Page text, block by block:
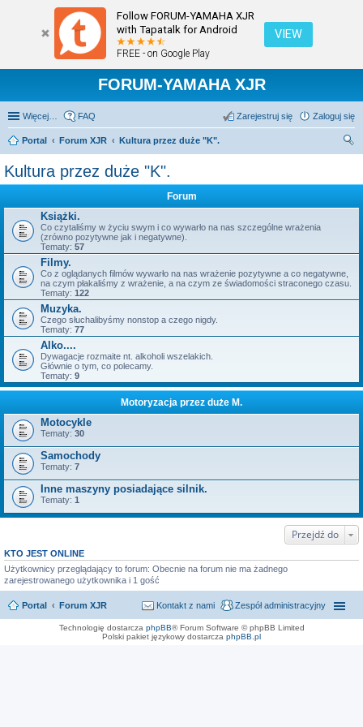
Follow FORUM-YAMAHA XJR
with Tapatalk for Android
FREE - on Google Play
VIEW
FORUM-YAMAHA XJR
Więcej… FAQ Zaloguj się
Zarejestruj się
Portal Forum XJR
Kultura przez duże "K".
Kultura przez duże "K".
Forum
Książki.
Co czytaliśmy w życiu swym i co wywarło na nas szczególne wrażenia
(zrówno pozytywne jak i negatywne).
Tematy: 57
Filmy.
Co z oglądanych filmów wywarło na nas wrażenie pozytywne a co negatywne,
na czym płakaliśmy z wrażenie, a na czym ze świadomości straconego czasu.
Tematy: 122
Muzyka.
Czego słuchalibyśmy nonstop a czego nigdy.
Tematy: 77
Alko....
Dywagacje rozmaite nt. alkoholi wszelakich.
Głównie o tym, co polecamy.
Tematy: 9
Motoryzacja przez duże M.
Motocykle
Tematy: 30
Samochody
Tematy: 7
Inne maszyny posiadające silnik.
Tematy: 1
Przejdź do
KTO JEST ONLINE
Użytkownicy przeglądający to forum: Obecnie na forum nie ma żadnego
zarejestrowanego użytkownika i 1 gość
Portal Forum XJR Zespół administracyjny
Kontakt z nami
Technologię dostarcza phpBB® Forum Software © phpBB Limited
Polski pakiet językowy dostarcza phpBB.pl